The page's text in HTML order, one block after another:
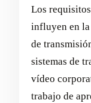
Los
influyen en
de
sistemas de
vídeo
trabajo de